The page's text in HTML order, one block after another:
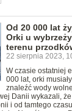
Od 20 000 lat
Orki u
terenu
22 sierpnia 2023,
W czasie ostatniej
000 lat, orki
znaleźć wody
Danii wykazali,
i od tamtego